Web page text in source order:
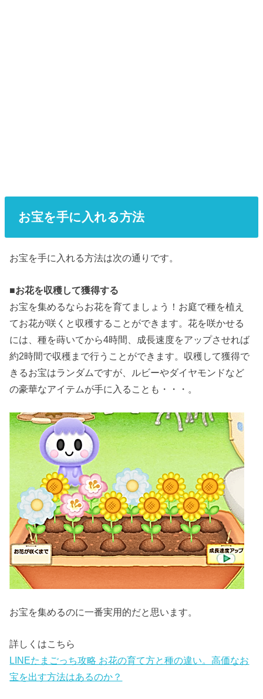
お宝を手に入れる方法
お宝を手に入れる方法は次の通りです。
■お花を収穫して獲得する
お宝を集めるならお花を育てましょう！お庭で種を植え
てお花が咲くと収穫することができます。花を咲かせる
には、種を蒔いてから4時間、成長速度をアップさせれば
約2時間で収穫まで行うことができます。収穫して獲得で
きるお宝はランダムですが、ルビーやダイヤモンドなど
の豪華なアイテムが手に入ることも・・・。
お宝を集めるのに一番実用的だと思います。
詳しくはこちら
LINEたまごっち攻略 お花の育て方と種の違い。高価なお
宝を出す方法はあるのか？